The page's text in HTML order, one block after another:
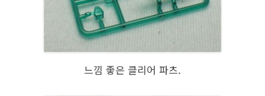
느낌 좋은 클리어 파츠.